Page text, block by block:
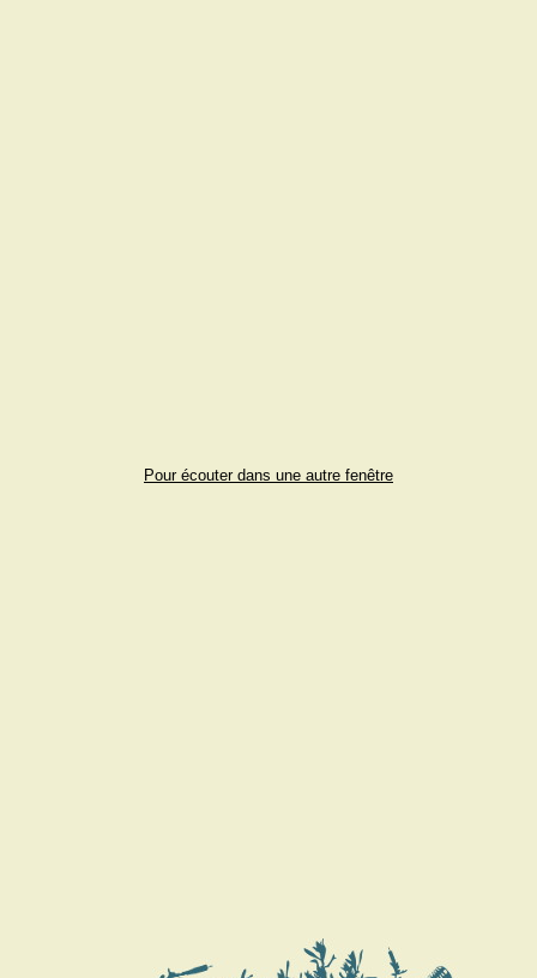
Pour écouter dans une autre fenêtre